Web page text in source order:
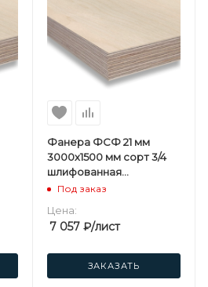
Фанера ФСФ 21 мм
3000х1500 мм сорт 3/4
шлифованная
березовая
Под заказ
Цена:
7 057₽/лист
ЗАКАЗАТЬ